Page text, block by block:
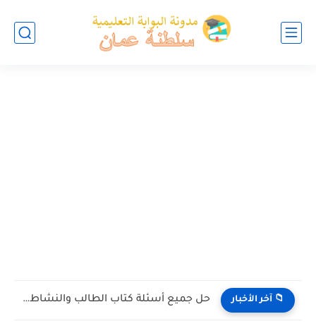
📁 آخر الأخبار تجميع اختبارات نهائية في التربية الاسلامية للصف الخامس الفصل الثاني...